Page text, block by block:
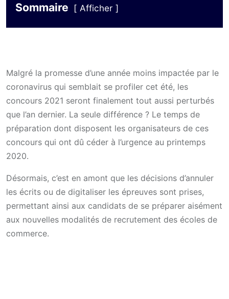
Sommaire Afficher
Malgré la promesse d’une année moins impactée par le
coronavirus qui semblait se profiler cet été, les
concours 2021 seront finalement tout aussi perturbés
que l’an dernier. La seule différence ? Le temps de
préparation dont disposent les organisateurs de ces
concours qui ont dû céder à l’urgence au printemps
2020.
Désormais, c’est en amont que les décisions d’annuler
les écrits ou de digitaliser les épreuves sont prises,
permettant ainsi aux candidats de se préparer aisément
aux nouvelles modalités de recrutement des écoles de
commerce.